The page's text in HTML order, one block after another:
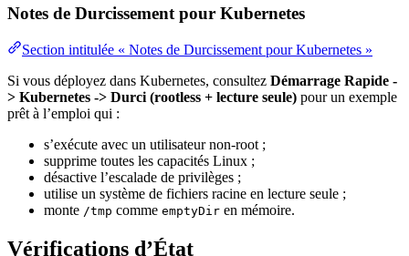
Notes de Durcissement pour Kubernetes
Section intitulée « Notes de Durcissement pour Kubernetes »
Si vous déployez dans Kubernetes, consultez Démarrage Rapide -
> Kubernetes -> Durci (rootless + lecture seule) pour un exemple
prêt à l’emploi qui :
s’exécute avec un utilisateur non-root ;
supprime toutes les capacités Linux ;
désactive l’escalade de privilèges ;
utilise un système de fichiers racine en lecture seule ;
monte /tmp comme emptyDir en mémoire.
Vérifications d’État